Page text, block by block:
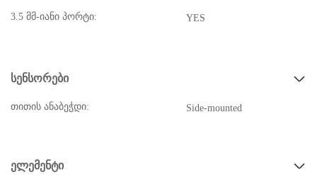
3.5 მმ-იანი პორტი: YES
სენსორები
თითის ანაბეჭდი: Side-mounted
ელემენტი